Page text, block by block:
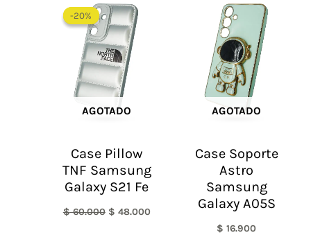
-20%
AGOTADO
-20%
Case Pillow
TNF Samsung
Galaxy S21 Fe
$60.000
precio
original
era:
$ 60.000.
$ 48.000
AGOTADO
Case Soporte
Astro
Samsung
Galaxy A05S
$ 16.900